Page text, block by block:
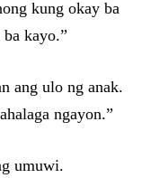
kung okay ba
kayo.”
ang ulo ng anak.
ngayon.”
umuwi.